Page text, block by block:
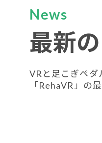
News
最新
VRと足こぎペダ
「RehaVR」の